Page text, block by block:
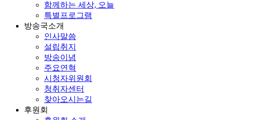
함께하는 세상, 오늘
특별프로그램
방송국소개
인사말씀
설립취지
방송이념
주요연혁
시청자위원회
청취자센터
찾아오시는길
후원회